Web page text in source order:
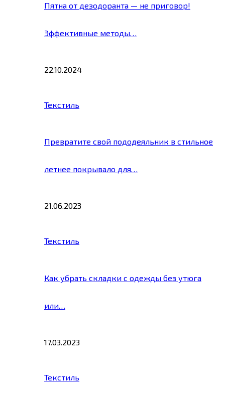
Пятна от дезодоранта — не приговор!
Эффективные методы…
22.10.2024
Текстиль
Превратите свой пододеяльник в стильное
летнее покрывало для…
21.06.2023
Текстиль
Как убрать складки с одежды без утюга
или…
17.03.2023
Текстиль